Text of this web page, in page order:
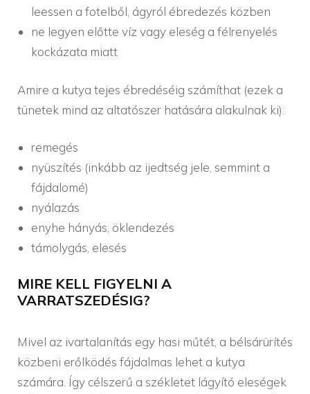
leessen a fotelből, ágyról ébredezés közben
ne legyen előtte víz vagy eleség a félrenyelés
kockázata miatt
Amire a kutya tejes ébredéséig számíthat (ezek a
tünetek mind az altatószer hatására alakulnak ki):
remegés
nyüszítés (inkább az ijedtség jele, semmint a
fájdalomé)
nyálazás
enyhe hányás, öklendezés
támolygás, elesés
MIRE KELL FIGYELNI A
VARRATSZEDÉSIG?
Mivel az ivartalanítás egy hasi műtét, a bélsárürítés
közbeni erőlködés fájdalmas lehet a kutya
számára. Így célszerű a székletet lágyító eleségek